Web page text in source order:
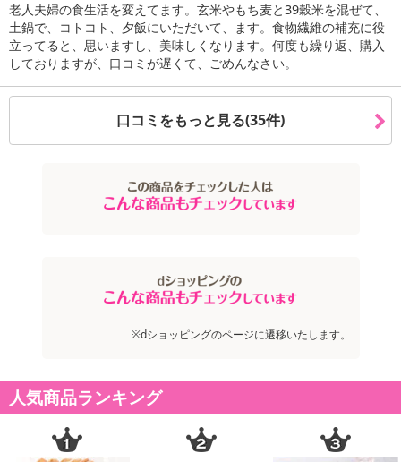
老人夫婦の食生活を変えてます。玄米やもち麦と39穀米を混ぜて、
土鍋で、コトコト、夕飯にいただいて、ます。食物繊維の補充に役
立ってると、思いますし、美味しくなります。何度も繰り返、購入
しておりますが、口コミが遅くて、ごめんなさい。
口コミをもっと見る(35件)
※dショッピングのページに遷移いたします。
人気商品ランキング